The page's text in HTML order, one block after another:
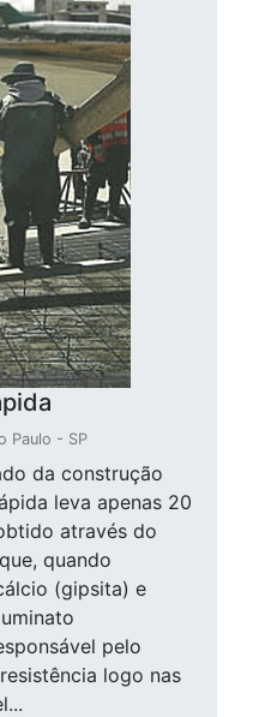
Paulo - SP
da construção
leva apenas 20
através do
quando
(gipsita) e
pelo
logo nas